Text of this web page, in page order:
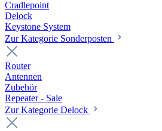
Cradlepoint
Delock
Keystone System
Zur Kategorie Sonderposten
Router
Antennen
Zubehör
Repeater - Sale
Zur Kategorie Delock